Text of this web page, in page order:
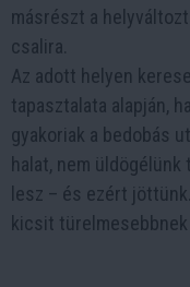
másrészt a
csalira.
Az adott helyen
tapasztalata alapján,
gyakoriak a bedobás
halat, nem
lesz – és ezért
kicsit türelmesebbnek